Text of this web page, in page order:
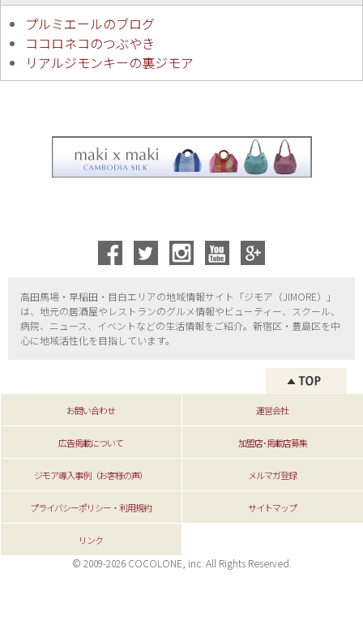
プルミエールのブログ
ココロネコのつぶやき
リアルジモンキーの裏ジモア
高田馬場・早稲田・目白エリアの地域情報サイト「ジモア（JIMORE）」
は、地元の居酒屋やレストランのグルメ情報やビューティー、
スクール、
病院、ニュース、イベントなどの生活情報をご紹介。新宿区・ 豊島区を中
心に地域活性化を目指しています。
お問い合わせ 運営会社
広告掲載について 加盟店･掲載店募集
ジモア導入事例（お客様の声） メルマガ登録
プライバシーポリシー・利用規約 サイトマップ
リンク
© 2009-2026 COCOLONE, inc. All Rights Reserved.